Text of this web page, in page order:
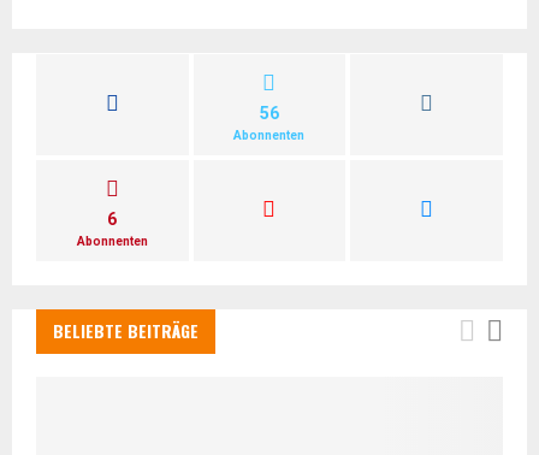
56
Abonnenten
6
Abonnenten
BELIEBTE BEITRÄGE